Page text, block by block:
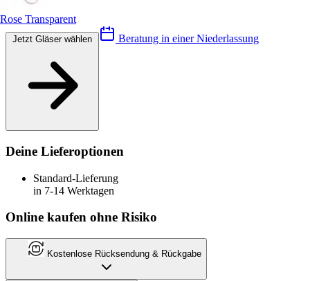
Rose Transparent
Beratung in einer Niederlassung
Deine Lieferoptionen
Standard-Lieferung
in 7-14 Werktagen
Online kaufen ohne Risiko
Kostenlose Rücksendung & Rückgabe